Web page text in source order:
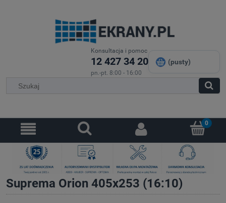
Konsultacja i pomoc
12 427 34 20
pn.-pt. 8:00 - 16:00
(pusty)
Suprema Orion 405x253 (16:10)